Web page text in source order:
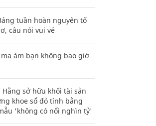
tuần hoàn nguyên tố
câu nói vui vẻ
ám bạn không bao giờ
sở hữu khối tài sản
khoe sổ đỏ tính bằng
'không có nổi nghìn tỷ'